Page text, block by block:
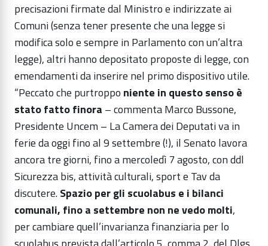
precisazioni firmate dal Ministro e indirizzate ai
Comuni (senza tener presente che una legge si
modifica solo e sempre in Parlamento con un’altra
legge), altri hanno depositato proposte di legge, con
emendamenti da inserire nel primo dispositivo utile.
“Peccato che purtroppo niente in questo senso è
stato fatto finora – commenta Marco Bussone,
Presidente Uncem – La Camera dei Deputati va in
ferie da oggi fino al 9 settembre (!), il Senato lavora
ancora tre giorni, fino a mercoledì 7 agosto, con ddl
Sicurezza bis, attività culturali, sport e Tav da
discutere.Spazio per gli scuolabus e i bilanci
comunali, fino a settembre non ne vedo molti,
per cambiare quell’invarianza finanziaria per lo